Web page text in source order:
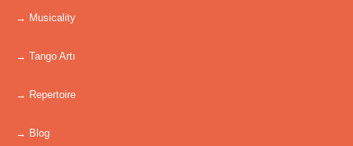
→ Musicality
→ Tango Artı
→ Repertoire
→ Blog